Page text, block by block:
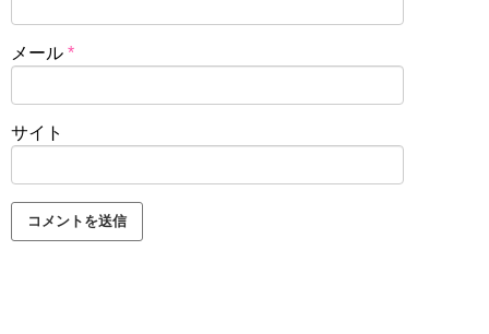
メール *
サイト